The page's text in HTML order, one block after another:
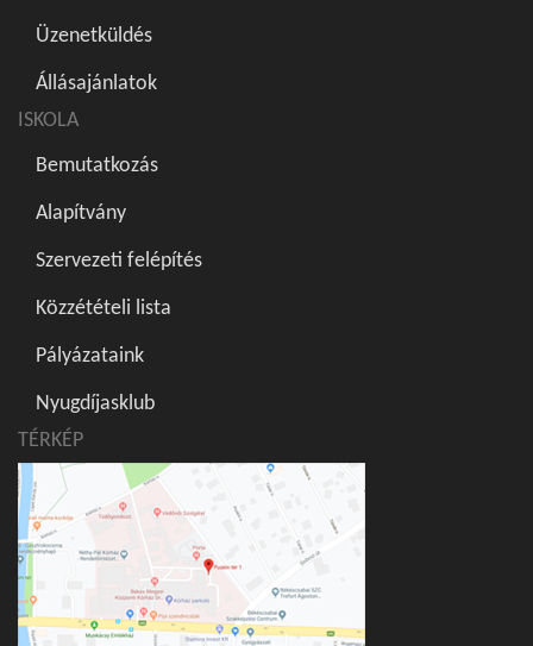
Üzenetküldés
Állásajánlatok
ISKOLA
Bemutatkozás
Alapítvány
Szervezeti felépítés
Közzétételi lista
Pályázataink
Nyugdíjasklub
TÉRKÉP